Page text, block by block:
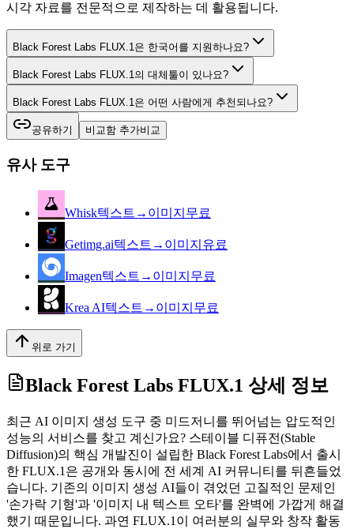
시각 자료를 전문적으로 제작하는 데 활용됩니다.
Black Forest Labs FLUX.1은 한국어를 지원하나요?
Black Forest Labs FLUX.1의 대체툴이 있나요?
Black Forest Labs FLUX.1은 어떤 사람에게 추천되나요?
공유하기 비교함 추가비교
유사 도구
Whisk텍스트→이미지 무료
Getimg.ai텍스트→이미지 유료
Imagen텍스트→이미지 무료
Krea AI텍스트→이미지 무료
위로 가기
Black Forest Labs FLUX.1 상세 정보
최근 AI 이미지 생성 도구 중 미드저니를 뛰어넘는 압도적인
성능의 서비스를 찾고 계신가요? 스테이블 디퓨전(Stable
Diffusion)의 핵심 개발진이 설립한 Black Forest Labs에서 출시
한 FLUX.1은 공개와 동시에 전 세계 AI 커뮤니티를 뒤흔들었
습니다. 기존의 이미지 생성 AI들이 겪었던 고질적인 문제인
'손가락 기형'과 '이미지 내 텍스트 오타'를 완벽에 가깝게 해결
했기 때문입니다. 과연 FLUX.1이 여러분의 실무와 창작 활동